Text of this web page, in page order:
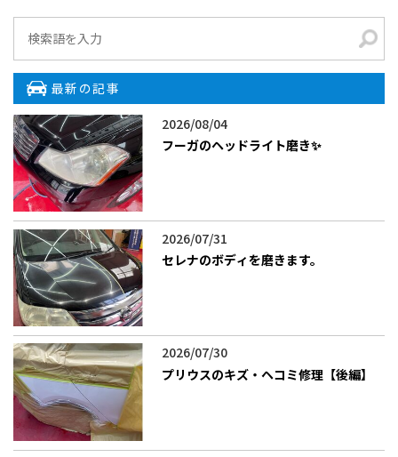
最新の記事
2026/08/04
フーガのヘッドライト磨き✨
2026/07/31
セレナのボディを磨きます。
2026/07/30
プリウスのキズ・ヘコミ修理【後編】